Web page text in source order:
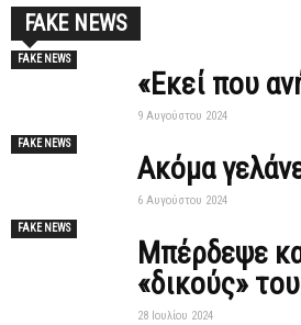
FAKE NEWS
FAKE NEWS
«Εκεί που
9 Αυγούστου 2024
FAKE NEWS
Ακόμα
6 Αυγούστου 2024
FAKE NEWS
Mπέρδεψε
«δικούς»
28 Ιουλίου 2024